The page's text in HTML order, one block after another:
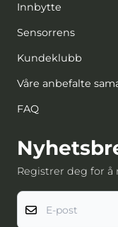
Innbytte
Sensorrens
Kundeklubb
Våre anbefalte
FAQ
Registrer deg for
E-post